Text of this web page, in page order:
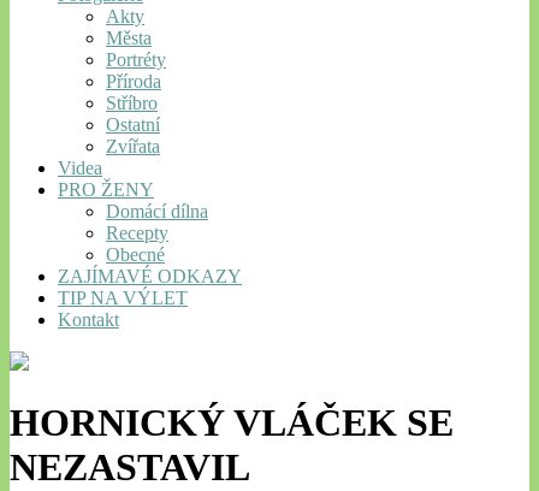
Akty
Města
Portréty
Příroda
Stříbro
Ostatní
Zvířata
Videa
PRO ŽENY
Domácí dílna
Recepty
Obecné
ZAJÍMAVÉ ODKAZY
TIP NA VÝLET
Kontakt
HORNICKÝ VLÁČEK SE
NEZASTAVIL